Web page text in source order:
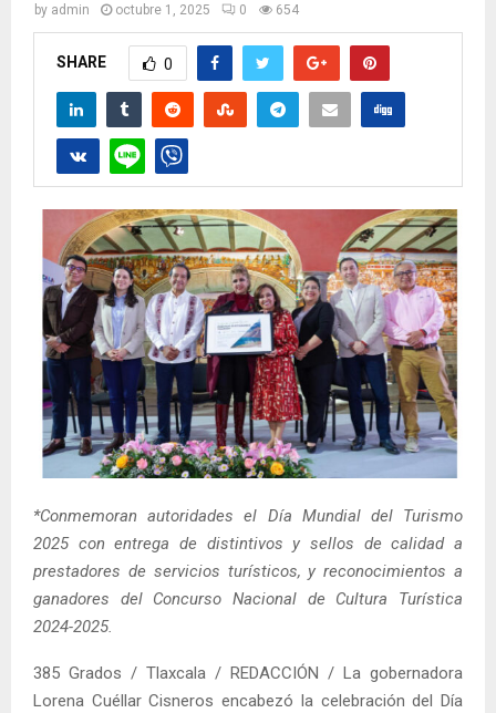
by admin octubre 1, 2025 0 654
SHARE 0
*Conmemoran autoridades el Día Mundial del Turismo
2025 con entrega de distintivos y sellos de calidad a
prestadores de servicios turísticos, y reconocimientos a
ganadores del Concurso Nacional de Cultura Turística
2024-2025.
385 Grados / Tlaxcala / REDACCIÓN / La gobernadora
Lorena Cuéllar Cisneros encabezó la celebración del Día